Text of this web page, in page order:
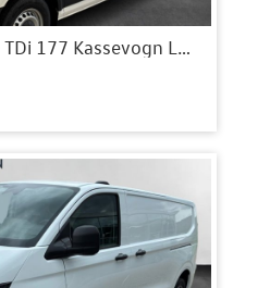
VW Crafter 35 2,0 TDi 177 Kassevogn L3H3 aut.